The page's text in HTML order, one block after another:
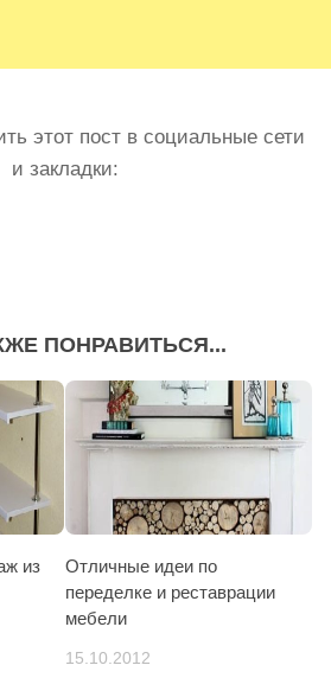
этот пост в социальные сети
и закладки:
ПОНРАВИТЬСЯ...
из
Отличные идеи по
переделке и реставрации
мебели
15.10.2012